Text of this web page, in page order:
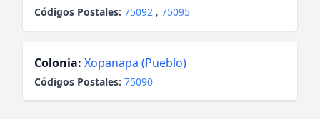
Códigos Postales: 75092 , 75095
Colonia: Xopanapa (Pueblo)
Códigos Postales: 75090